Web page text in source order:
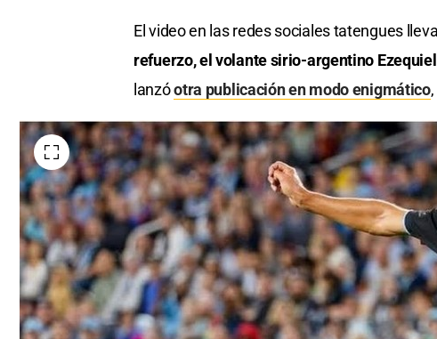
El video en las redes sociales tatengues
refuerzo, el volante sirio-argentino
lanzóotra publicación en modo enigmático